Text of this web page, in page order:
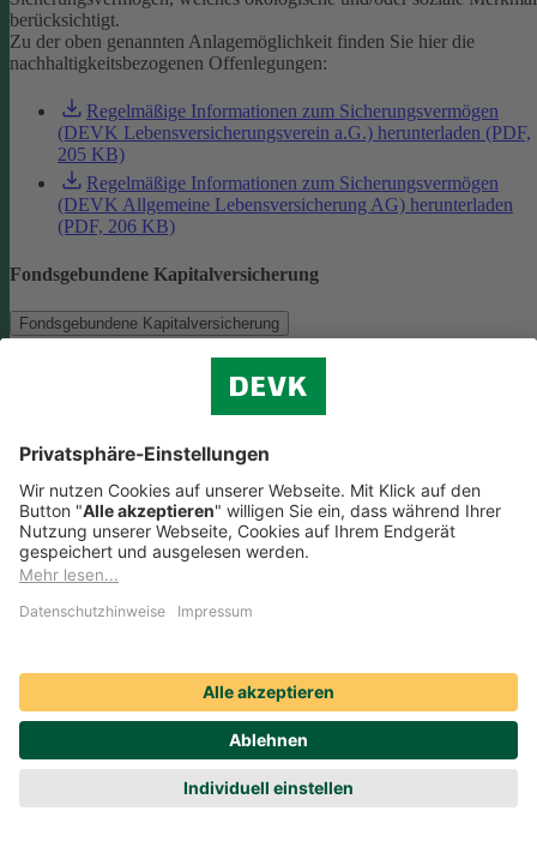
berücksichtigt.
Zu der oben genannten Anlagemöglichkeit finden Sie hier die
nachhaltigkeitsbezogenen Offenlegungen:
Regelmäßige Informationen zum Sicherungsvermögen
(DEVK Lebensversicherungsverein a.G.) herunterladen (PDF,
205 KB)
Regelmäßige Informationen zum Sicherungsvermögen
(DEVK Allgemeine Lebensversicherung AG) herunterladen
(PDF, 206 KB)
Fondsgebundene Kapitalversicherung
Fondsgebundene Kapitalversicherung
Als Anlagemöglichkeit mit ökologischen und/oder sozialen
Zu der oben genannten Anlagemöglichkeit finden Sie hier die
nachhaltigkeitsbezogenen Offenlegungen:
Regelmäßige Informationen zum Monega FairInvest Aktien
R aufrufen
Weitere Rentenversicherungen (nicht fondsgebunden)
ökologische und/oder soziale Merkmale berücksichtigt.Zu der oben
genannten Anlagemöglichkeit finden Sie hier die
nachhaltigkeitsbezogenen Offenlegungen:
Regelmäßige Informationen zum Sicherungsvermögen
(DEVK Lebensversicherungsverein a.G.) herunterladen (PDF,
205 KB)